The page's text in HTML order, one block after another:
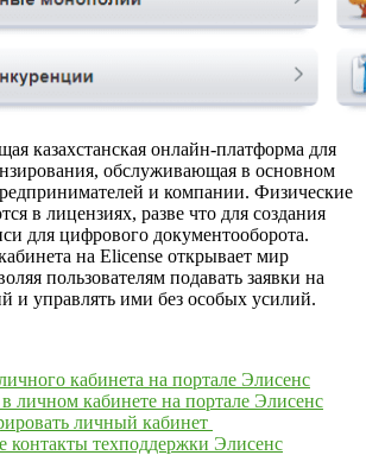
казахстанская онлайн-платформа для
обслуживающая в основном
и компании. Физические
в лицензиях, разве что для создания
для цифрового документооборота.
на Elicense открывает мир
пользователям подавать заявки на
и управлять ими без особых усилий.
кабинета на портале Элисенс
личном кабинете на портале Элисенс
личный кабинет
техподдержки Элисенс